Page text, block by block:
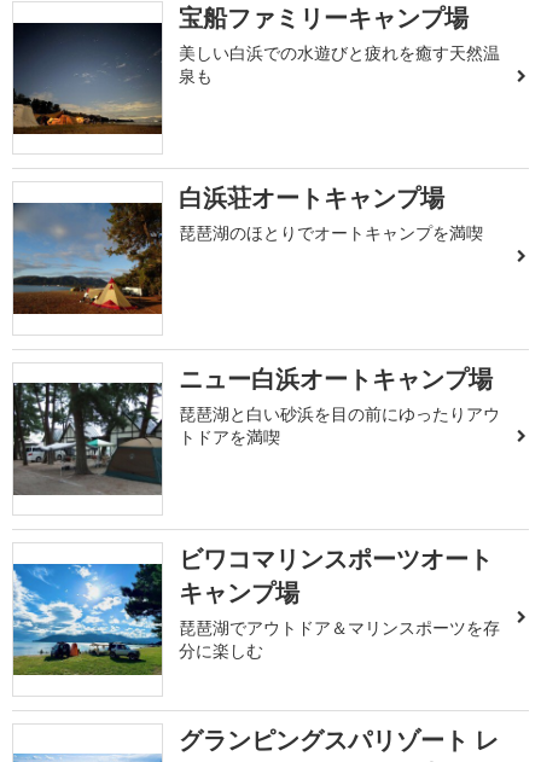
宝船ファミリーキャンプ場
美しい白浜での水遊びと疲れを癒す天然温
泉も
白浜荘オートキャンプ場
琵琶湖のほとりでオートキャンプを満喫
ニュー白浜オートキャンプ場
琵琶湖と白い砂浜を目の前にゆったりアウ
トドアを満喫
ビワコマリンスポーツオート
キャンプ場
琵琶湖でアウトドア＆マリンスポーツを存
分に楽しむ
グランピングスパリゾート レ